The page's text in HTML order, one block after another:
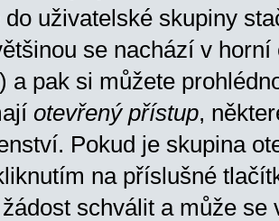
do uživatelské skupiny
se nachází v horní
a pak si můžete
otevřený přístup,
Pokud je skupina
na příslušné
schválit a může se